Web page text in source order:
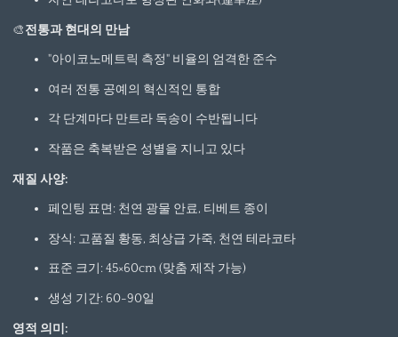
🎨전통과 현대의 만남
"아이코노메트릭 측정" 비율의 엄격한 준수
여러 전통 공예의 혁신적인 통합
각 단계마다 만트라 독송이 수반됩니다
작품은 축복받은 성별을 지니고 있다
재질 사양:
페인팅 표면: 천연 광물 안료, 티베트 종이
장식: 고품질 황동, 최상급 가죽, 천연 테라코타
표준 크기: 45×60cm (맞춤 제작 가능)
생성 기간: 60-90일
영적 의미: